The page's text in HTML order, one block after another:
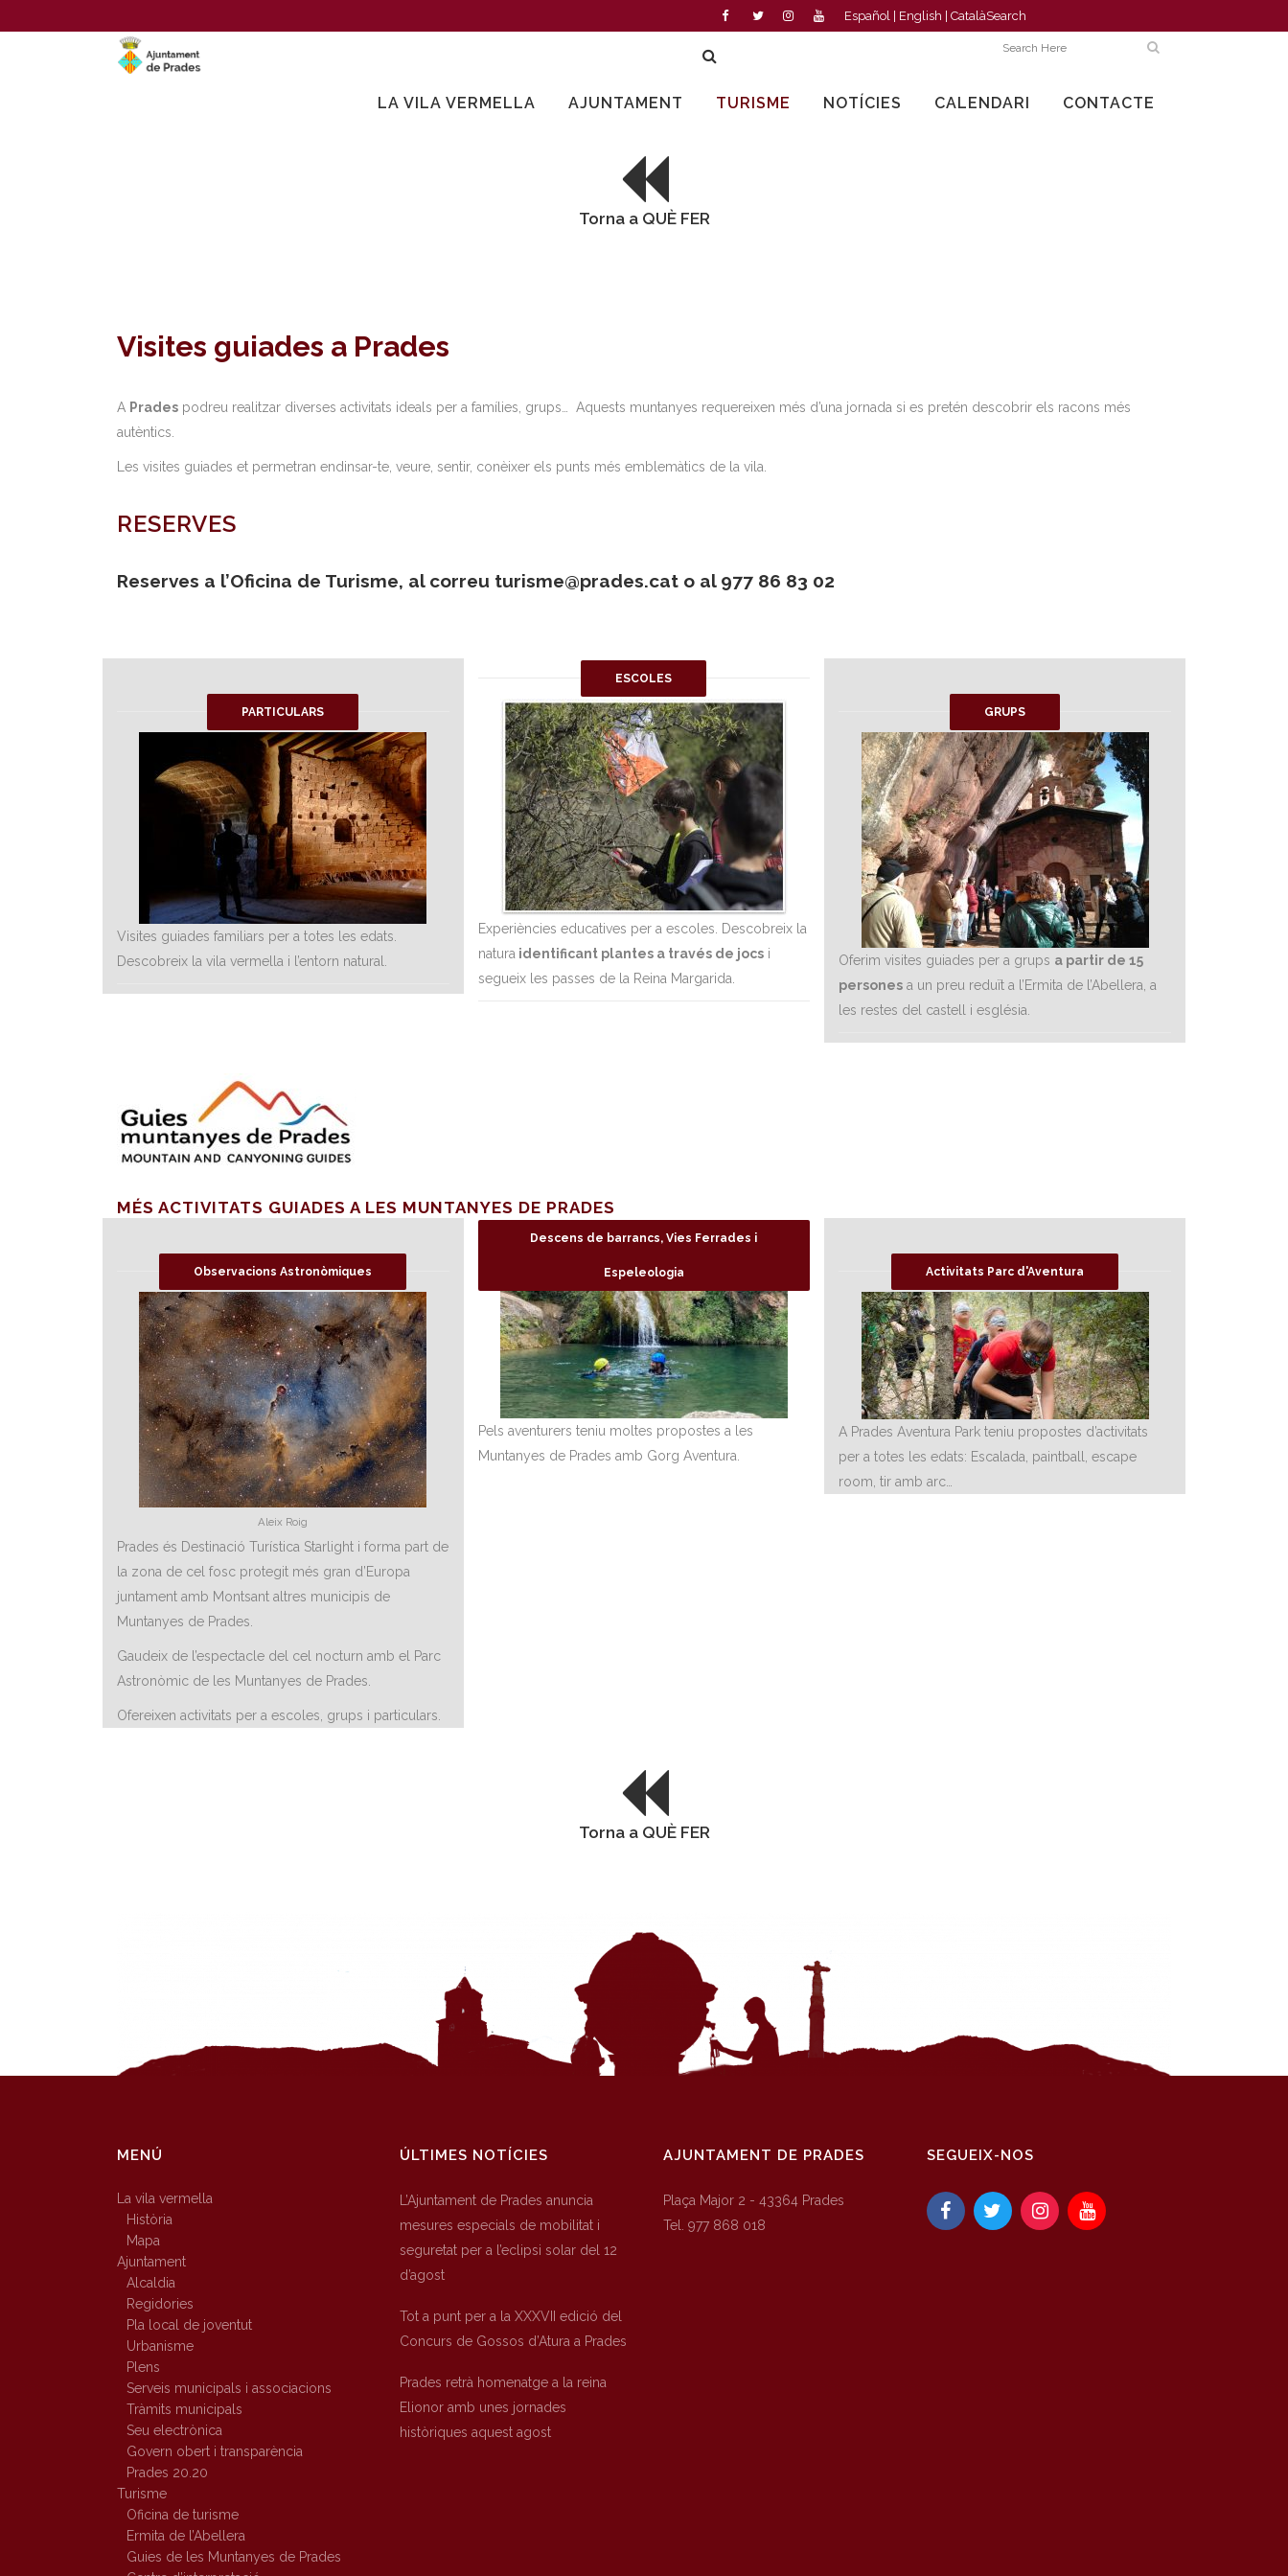
Español English CatalàSearch
LA VILA VERMELLA AJUNTAMENT TURISME NOTÍCIES CALENDARI CONTACTE
Torna a QUÈ FER
Visites guiades a Prades
A Prades podreu realitzar diverses activitats ideals per a famílies, grups… Aquests muntanyes requereixen més d’una jornada si es pretén descobrir els racons més
autèntics.
Les visites guiades et permetran endinsar-te, veure, sentir, conèixer els punts més emblemàtics de la vila.
RESERVES
Reserves a l’Oficina de Turisme, al correu turisme@prades.cat o al 977 86 83 02
PARTICULARS
Visites guiades familiars per a totes les edats.
Descobreix la vila vermella i l’entorn natural.
ESCOLES
Experiències educatives per a escoles. Descobreix la
natura identificant plantes a través de jocsi
segueix les passes de la Reina Margarida.
GRUPS
Oferim visites guiades per a grups a partir de 15
persones a un preu reduït a l’Ermita de l’Abellera, a
les restes del castell i església.
MÉS ACTIVITATS GUIADES A LES MUNTANYES DE PRADES
Observacions Astronòmiques
Aleix Roig
Prades és Destinació Turística Starlight i forma part de
la zona de cel fosc protegit més gran d’Europa
juntament amb Montsant altres municipis de
Muntanyes de Prades.
Gaudeix de l’espectacle del cel nocturn amb el Parc
Astronòmic de les Muntanyes de Prades.
Ofereixen activitats per a escoles, grups i particulars.
Descens de barrancs, Vies Ferrades i
Espeleologia
Pels aventurers teniu moltes propostes a les
Muntanyes de Prades amb Gorg Aventura.
Activitats Parc d'Aventura
A Prades Aventura Park teniu propostes d’activitats
per a totes les edats: Escalada, paintball, escape
room, tir amb arc…
Torna a QUÈ FER
MENÚ
La vila vermella
Història
Mapa
Ajuntament
Alcaldia
Regidories
Pla local de joventut
Urbanisme
Plens
Serveis municipals i associacions
Tràmits municipals
Seu electrònica
Govern obert i transparència
Prades 20.20
Turisme
Oficina de turisme
Ermita de l’Abellera
Guies de les Muntanyes de Prades
ÚLTIMES NOTÍCIES
L’Ajuntament de Prades anuncia
mesures especials de mobilitat i
seguretat per a l’eclipsi solar del 12
d’agost
Tot a punt per a la XXXVII edició del
Concurs de Gossos d’Atura a Prades
Prades retrà homenatge a la reina
Elionor amb unes jornades
històriques aquest agost
AJUNTAMENT DE PRADES
Plaça Major 2 - 43364 Prades
Tel. 977 868 018
SEGUEIX-NOS